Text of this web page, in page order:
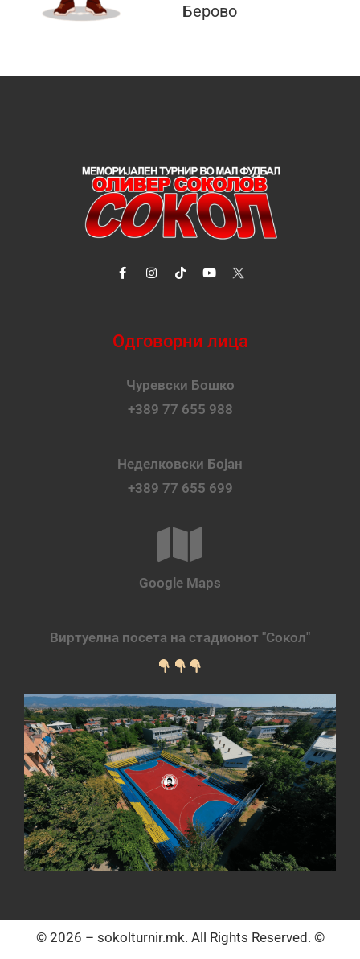
Берово
Одговорни лица
Чуревски Бошко
+389 77 655 988
Неделковски Бојан
+389 77 655 699
Google Maps
Виртуелна посета на стадионот "Сокол"
© 2026 – sokolturnir.mk. All Rights Reserved. ©